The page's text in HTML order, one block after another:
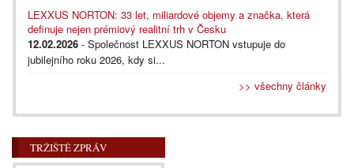
LEXXUS NORTON: 33 let, miliardové objemy a značka, která
definuje nejen prémiový realitní trh v Česku
12.02.2026 - Společnost LEXXUS NORTON vstupuje do
jubilejního roku 2026, kdy si...
>> všechny články
TRŽIŠTĚ ZPRÁV